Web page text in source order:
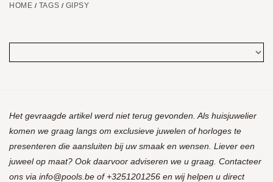
Aanbiedingen
HOME / TAGS / GIPSY
Het gevraagde artikel werd niet terug gevonden. Als huisjuwelier
komen we graag langs om exclusieve juwelen of horloges te
presenteren die aansluiten bij uw smaak en wensen. Liever een
juweel op maat? Ook daarvoor adviseren we u graag. Contacteer
ons via info@pools.be of +3251201256 en wij helpen u direct